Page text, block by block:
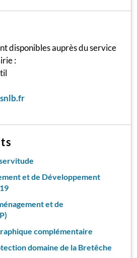
disponibles auprès du service
:
et de Développement
et de
complémentaire
domaine de la Bretêche